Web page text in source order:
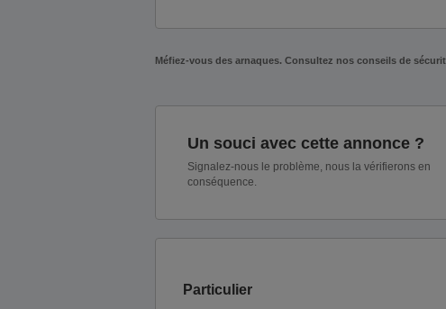
Méfiez-vous des arnaques. Consultez nos conseils de
Un souci avec cette annonce ?
Signalez-nous le problème, nous la vérifierons en
conséquence.
Particulier